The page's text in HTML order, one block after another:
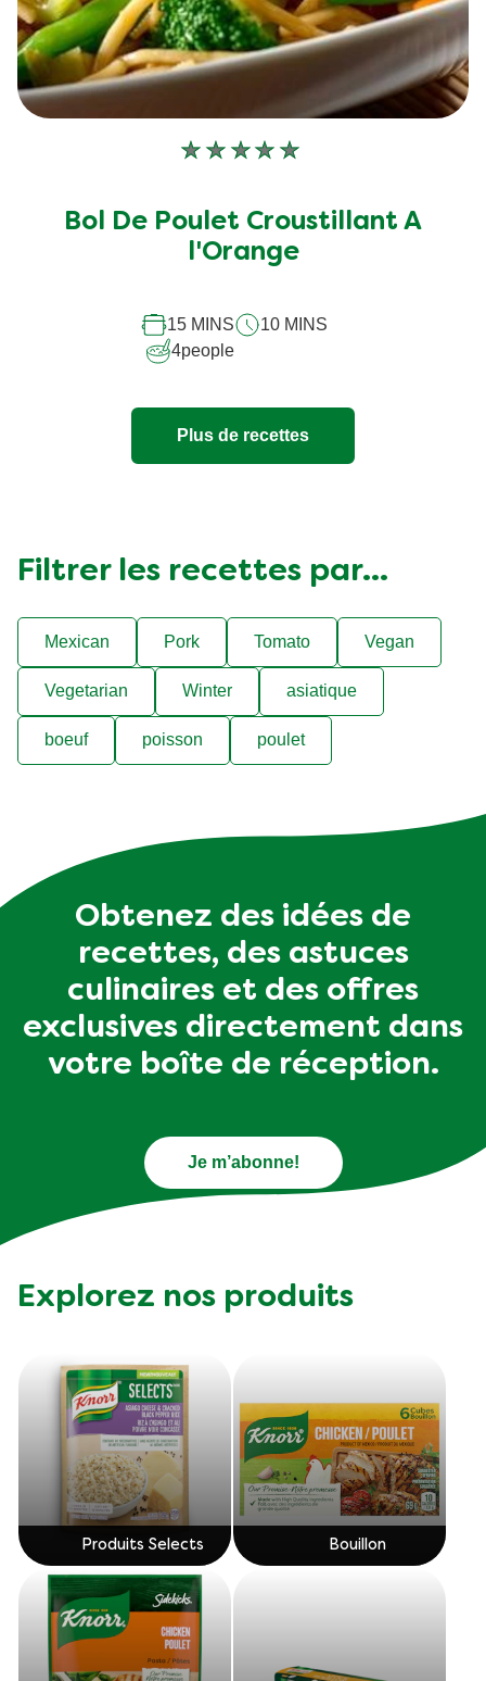
Aucune
soumise
pour
Bol De Poulet Croustillant A
l'Orange
15 MINS
10 MINS
4people
Plus de recettes
Filtrer les recettes par...
Mexican Pork Tomato Vegan
Vegetarian Winter asiatique
boeuf poisson poulet
Obtenez des idées de
recettes, des astuces
culinaires et des offres
exclusives directement dans
votre boîte de réception.
Je m’abonne!
Explorez nos produits
Produits Selects Bouillon